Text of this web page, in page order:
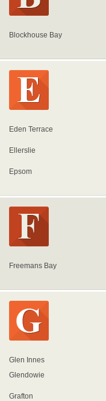
Blockhouse Bay
Eden Terrace
Ellerslie
Epsom
Freemans Bay
Glen Innes
Glendowie
Grafton